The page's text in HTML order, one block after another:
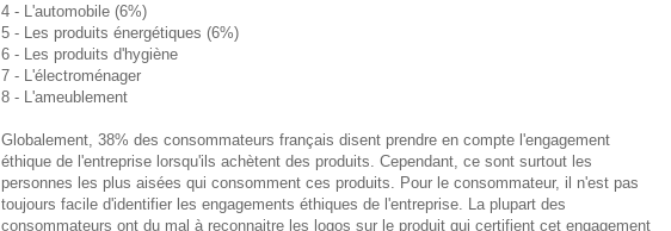
4 - L'automobile (6%)
5 - Les produits énergétiques (6%)
6 - Les produits d'hygiène
7 - L'électroménager
8 - L'ameublement
Globalement, 38% des consommateurs français disent prendre en compte l'engagement
éthique de l'entreprise lorsqu'ils achètent des produits. Cependant, ce sont surtout les
personnes les plus aisées qui consomment ces produits. Pour le consommateur, il n'est pas
toujours facile d'identifier les engagements éthiques de l'entreprise. La plupart des
consommateurs ont du mal à reconnaitre les logos sur le produit qui certifient cet engagement